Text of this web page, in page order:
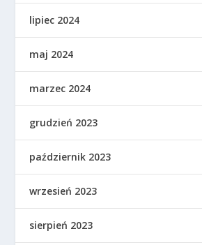
lipiec 2024
maj 2024
marzec 2024
grudzień 2023
październik 2023
wrzesień 2023
sierpień 2023